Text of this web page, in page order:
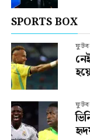
SPORTS BOX